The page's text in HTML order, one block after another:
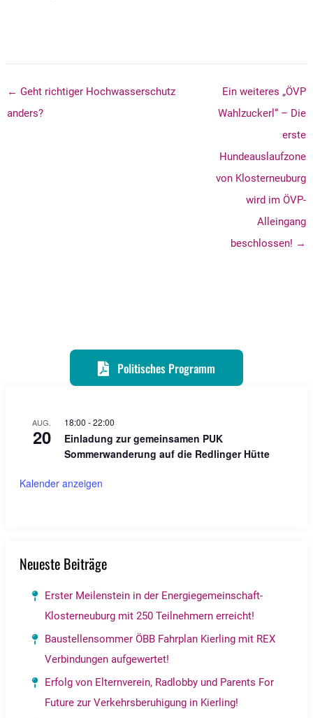
← Geht richtiger Hochwasserschutz
anders?
Ein weiteres „ÖVP
Wahlzuckerl“ – Die
erste
Hundeauslaufzone
von Klosterneuburg
wird im ÖVP-
Alleingang
beschlossen! →
Politisches Programm
AUG.
20
18:00 -22:00
Einladung zur gemeinsamen PUK
Sommerwanderung auf die Redlinger Hütte
Kalender anzeigen
Neueste Beiträge
Erster Meilenstein in der Energiegemeinschaft-
Klosterneuburg mit 250 Teilnehmern erreicht!
Baustellensommer ÖBB Fahrplan Kierling mit REX
Verbindungen aufgewertet!
Erfolg von Elternverein, Radlobby und Parents For
Future zur Verkehrsberuhigung in Kierling!